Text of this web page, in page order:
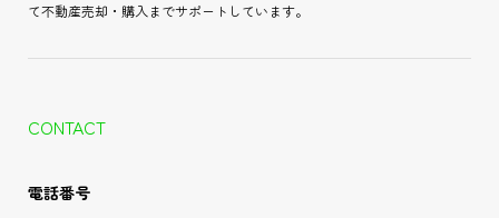
て不動産売却・購入までサポートしています。
CONTACT
電話番号